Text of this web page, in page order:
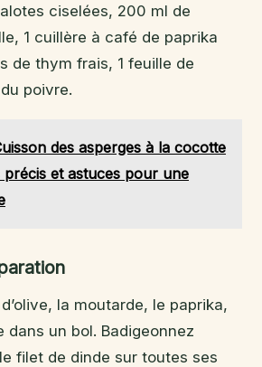
ciselées, 200 ml de
1 cuillère à café de paprika
de thym frais, 1 feuille de
poivre.
des asperges à la cocotte
précis et astuces pour une
la moutarde, le paprika,
dans un bol. Badigeonnez
filet de dinde sur toutes ses